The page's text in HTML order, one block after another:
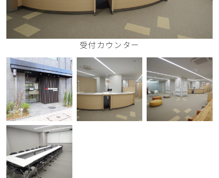
店舗入り口
受付カウンター
ホール
会議室